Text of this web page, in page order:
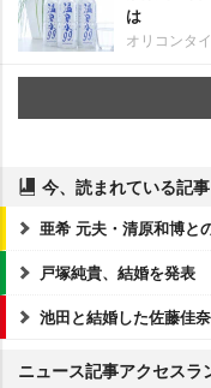
は
オリコンタ
今、読まれている記事
亜希 元夫・清原和博と
戸塚純貴、結婚を発表
池田と結婚した佐藤佳
ニュース記事アクセスラ